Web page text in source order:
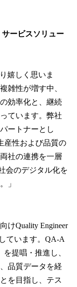
ービスソリュー
嬉しく思いま
雑性が増す中、
効率化と、継続
ています。弊社
ートナーとし
産性および品質の
社の連携を一層
会のデジタル化を
」
けQuality Engineer
ています。QA-A
を提唱・推進し、
品質データを経
を目指し、テス